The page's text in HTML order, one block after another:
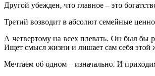
Другой убежден, что главное – это
Третий возводит в абсолют семейные
А четвертому на всех плевать. Он был бы
Ищет смысл жизни и лишает сам себя этой
Мечтаем об одном – изначально. И